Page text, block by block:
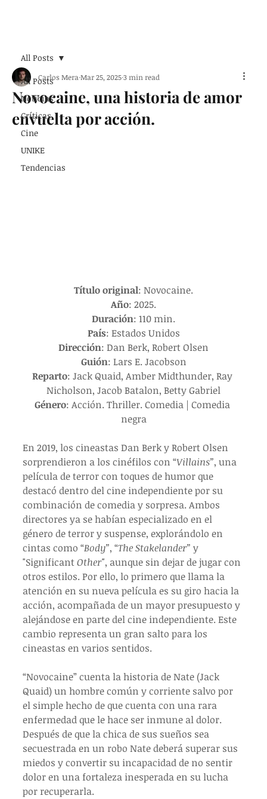
All Posts
Noticias
Críticas
Cine
UNIKE
Tendencias
All Posts
Novocaine, una historia de amor
envuelta por acción.
Carlos Mera Mar 25, 20253 min read
Título original: Novocaine.
Año: 2025.
Duración: 110 min.
País: Estados Unidos
Dirección: Dan Berk, Robert Olsen
Guión: Lars E. Jacobson
Reparto: Jack Quaid, Amber Midthunder, Ray
Nicholson, Jacob Batalon, Betty Gabriel
Género: Acción. Thriller. Comedia | Comedia
negra
En 2019, los cineastas Dan Berk y Robert Olsen
sorprendieron a los cinéfilos con “Villains”, una
película de terror con toques de humor que
destacó dentro del cine independiente por su
combinación de comedia y sorpresa. Ambos
directores ya se habían especializado en el
género de terror y suspense, explorándolo en
cintas como “Body”, “The Stakelander” y
"Significant Other", aunque sin dejar de jugar con
otros estilos. Por ello, lo primero que llama la
atención en su nueva película es su giro hacia la
acción, acompañada de un mayor presupuesto y
alejándose en parte del cine independiente. Este
cambio representa un gran salto para los
cineastas en varios sentidos.
“Novocaine” cuenta la historia de Nate (Jack
Quaid) un hombre común y corriente salvo por
el simple hecho de que cuenta con una rara
enfermedad que le hace ser inmune al dolor.
Después de que la chica de sus sueños sea
secuestrada en un robo Nate deberá superar sus
miedos y convertir su incapacidad de no sentir
dolor en una fortaleza inesperada en su lucha
por recuperarla.